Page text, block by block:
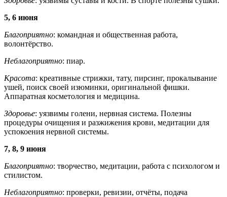
5, 6 июня
Благоприятно: командная и общественная работа,
волонтёрство.
Неблагоприятно: пиар.
Красота: креативные стрижки, тату, пирсинг, прокалывание
ушей, поиск своей изюминки, оригинальной фишки.
Аппаратная косметология и медицина.
Здоровье: уязвимы голени, нервная система. Полезны
процедуры очищения и разжижения крови, медитации для
успокоения нервной системы.
7, 8, 9 июня
Благоприятно: творчество, медитации, работа с психологом и
стилистом.
Неблагоприятно: проверки, ревизии, отчёты, подача